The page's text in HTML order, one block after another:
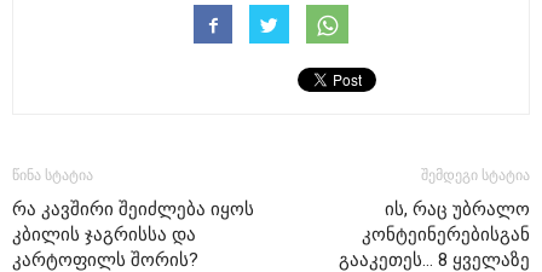
წინა სტატია
რა კავშირი შეიძლება იყოს
კბილის ჯაგრისსა და
კარტოფილს შორის?
შემდეგი სტატია
ის, რაც უბრალო
კონტეინერებისგან
გააკეთეს… 8 ყველაზე